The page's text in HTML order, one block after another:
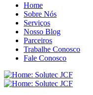
Home
Sobre Nós
Serviços
Nosso Blog
Parceiros
Trabalhe Conosco
Fale Conosco